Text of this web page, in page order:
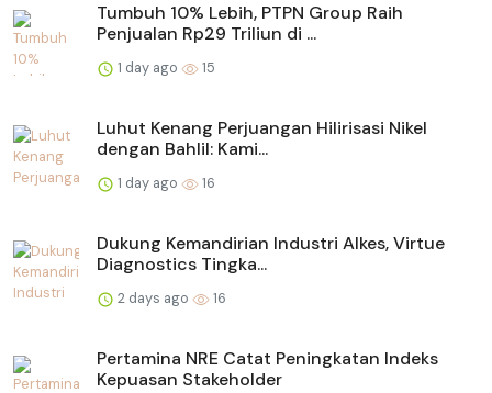
Tumbuh 10% Lebih, PTPN Group Raih
Penjualan Rp29 Triliun di ...
1 day ago 15
Luhut Kenang Perjuangan Hilirisasi Nikel
dengan Bahlil: Kami...
1 day ago 16
Dukung Kemandirian Industri Alkes, Virtue
Diagnostics Tingka...
2 days ago 16
Pertamina NRE Catat Peningkatan Indeks
Kepuasan Stakeholder